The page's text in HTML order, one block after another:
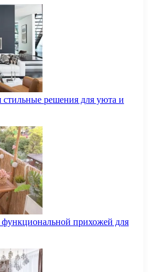
стильные решения для уюта и
прихожей для